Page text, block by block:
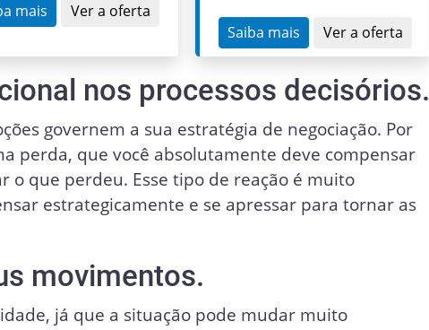
mais Ver a oferta
Saiba mais Ver a oferta
nos processos decisórios.
governem a sua estratégia de negociação. Por
perda, que você absolutamente deve compensar
o que perdeu. Esse tipo de reação é muito
estrategicamente e se apressar para tornar as
movimentos.
já que a situação pode mudar muito